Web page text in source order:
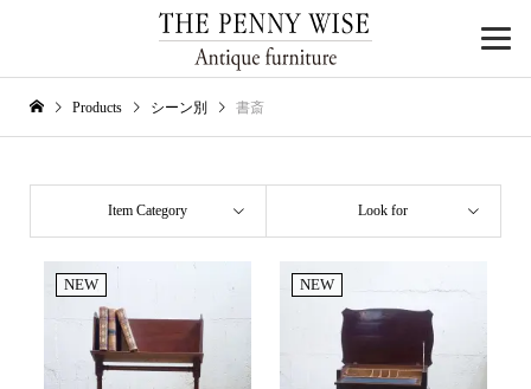
Products シーン別 書斎
Item Category Look for
NEW NEW